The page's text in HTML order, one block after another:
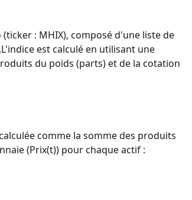
: MHIX), composé d'une liste de
est calculé en utilisant une
du poids (parts) et de la cotation
comme la somme des produits
(Prix(t)) pour chaque actif :